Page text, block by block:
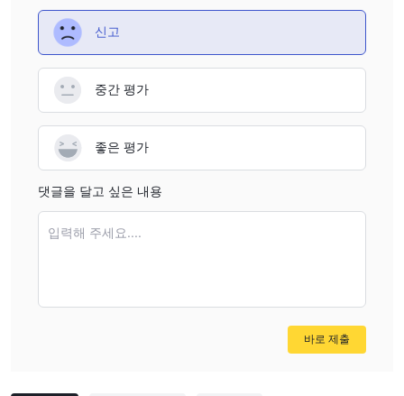
신고
중간 평가
좋은 평가
댓글을 달고 싶은 내용
입력해 주세요....
바로 제출